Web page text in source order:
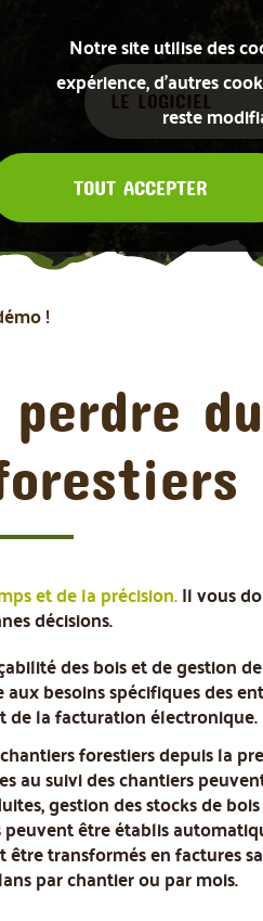
Notre site utilise des
expérience, d’autres
reste
TOUT ACCEPTER
LE LOGICIEL
!
et de la précision.Il vous
décisions.
des bois et de gestion
aux besoins spécifiques des
de la facturation électronique.
forestiers depuis la
au suivi des chantiers
gestion des stocks de
peuvent être établis
transformés en factures
par chantier ou par mois.